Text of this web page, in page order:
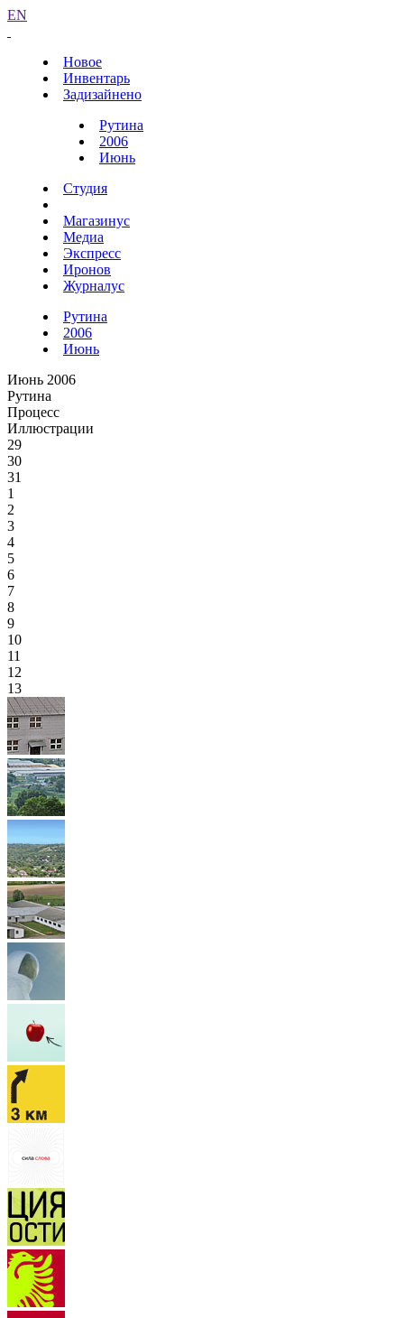
EN
Новое
Инвентарь
Задизайнено
Рутина
2006
Июнь
Студия
Магазинус
Медиа
Экспресс
Иронов
Журналус
Рутина
2006
Июнь
Июнь 2006
Рутина
Процесс
Иллюстрации
29
30
31
1
2
3
4
5
6
7
8
9
10
11
12
13